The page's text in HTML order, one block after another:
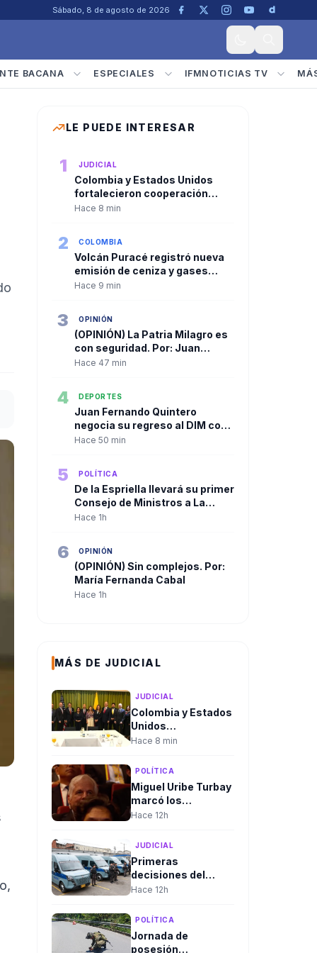
Sábado, 8 de agosto de 2026
BACANA ESPECIALES IFMNOTICIAS TV
LE PUEDE INTERESAR
1 JUDICIAL
Colombia y Estados Unidos
fortalecieron cooperación
judicial durante jornada de
Hace 8 min
2 COLOMBIA
Volcán Puracé registró nueva
emisión de ceniza y gases
mientras permanece en alerta
Hace 9 min
3 OPINIÓN
(OPINIÓN) La Patria Milagro es
con seguridad. Por: Juan
Espinal
Hace 47 min
4 DEPORTES
Juan Fernando Quintero
negocia su regreso al DIM con
una condición que sorprende
Hace 50 min
5 POLÍTICA
De la Espriella llevará su primer
Consejo de Ministros a La
Guajira el jueves 13 de agosto
Hace 1h
6 OPINIÓN
(OPINIÓN) Sin complejos. Por:
María Fernanda Cabal
Hace 1h
MÁS DE JUDICIAL
JUDICIAL
Colombia y Estados
Unidos
fortalecieron
durante jornada de
posesión
presidencial
Hace 8 min
POLÍTICA
Miguel Uribe Turbay
marcó los
homenajes de la
presidencial de
Abelardo De la
Espriella
Hace 12h
JUDICIAL
Primeras
decisiones del
gobierno De la
a más de 100
criminales a
Hace 12h
POLÍTICA
Jornada de
posesión